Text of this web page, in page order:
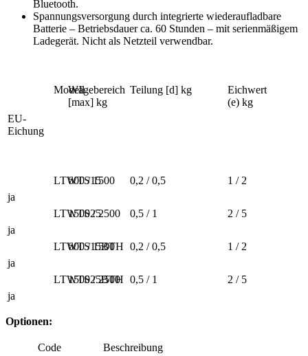
Bluetooth.
Spannungsversorgung durch integrierte wiederaufladbare
Batterie – Betriebsdauer ca. 60 Stunden – mit serienmäßigem
Ladegerät. Nicht als Netzteil verwendbar.
ModellWägebereich
[max] kg
Teilung [d] kg
Eichwert
(e) kg
EU-
Eichung
LTWTS15
600 / 1500 0,2 / 0,5
1 / 2
ja
LTWTS25
1500 / 2500 0,5 / 1
2 / 5
ja
LTWTS15BTH
600 / 1500 0,2 / 0,5
1 / 2
ja
LTWTS25BTH
1500 / 2500 0,5 / 1
2 / 5
ja
Optionen:
Code Beschreibung